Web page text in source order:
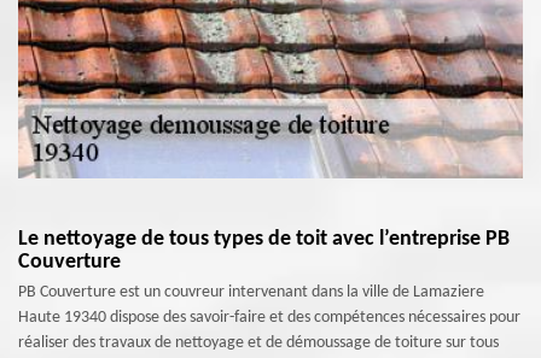
Le nettoyage de tous types de toit avec l’entreprise PB
Couverture
PB Couverture est un couvreur intervenant dans la ville de Lamaziere
Haute 19340 dispose des savoir-faire et des compétences nécessaires pour
réaliser des travaux de nettoyage et de démoussage de toiture sur tous